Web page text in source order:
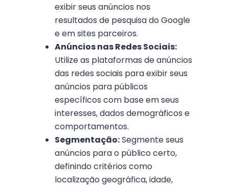
exibir seus anúncios nos
resultados de pesquisa do Google
e em sites parceiros.
Anúncios nas Redes Sociais:
Utilize as plataformas de anúncios
das redes sociais para exibir seus
anúncios para públicos
específicos com base em seus
interesses, dados demográficos e
comportamentos.
Segmentação:Segmente seus
anúncios para o público certo,
definindo critérios como
localização geográfica, idade,